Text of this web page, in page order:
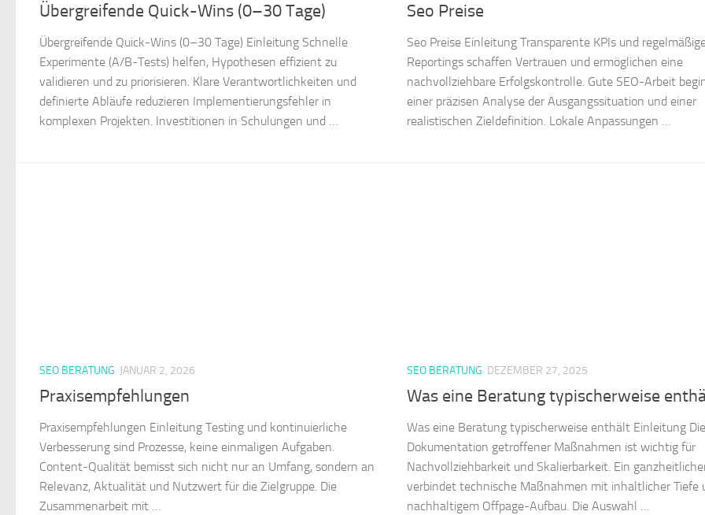
Übergreifende Quick-Wins (0–30 Tage)
Übergreifende Quick-Wins (0–30 Tage) Einleitung Schnelle
Experimente (A/B-Tests) helfen, Hypothesen effizient zu
validieren und zu priorisieren. Klare Verantwortlichkeiten und
definierte Abläufe reduzieren Implementierungsfehler in
komplexen Projekten. Investitionen in Schulungen und …
Seo Preise
Seo Preise Einleitung Transparente KPIs und
Reportings schaffen Vertrauen und ermöglichen eine
nachvollziehbare Erfolgskontrolle. Gute SEO-Arbeit
einer präzisen Analyse der Ausgangssituation und einer
realistischen Zieldefinition. Lokale Anpassungen …
SEO BERATUNG JANUAR 2, 2026
Praxisempfehlungen
Praxisempfehlungen Einleitung Testing und kontinuierliche
Verbesserung sind Prozesse, keine einmaligen Aufgaben.
Content-Qualität bemisst sich nicht nur an Umfang, sondern an
Relevanz, Aktualität und Nutzwert für die Zielgruppe. Die
Zusammenarbeit mit …
SEO BERATUNG DEZEMBER 27, 2025
Was eine Beratung typischerweise
Was eine Beratung typischerweise enthält Einleitung Die
Dokumentation getroffener Maßnahmen ist wichtig für
Nachvollziehbarkeit und Skalierbarkeit. Ein
verbindet technische Maßnahmen mit inhaltlicher Tiefe
nachhaltigem Offpage-Aufbau. Die Auswahl …